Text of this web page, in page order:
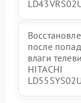
после
влаги
HITACHI